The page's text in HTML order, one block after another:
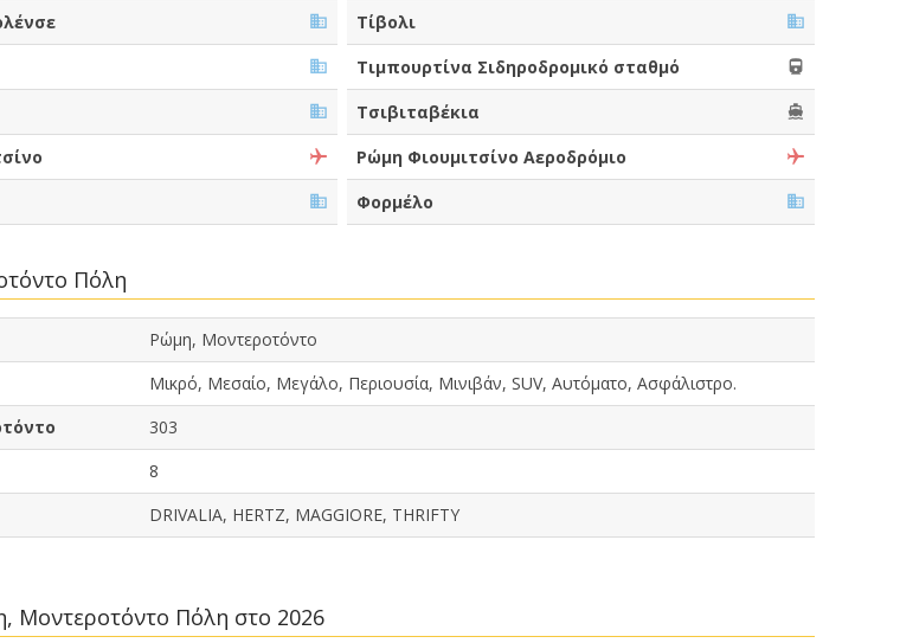
Τίβολι
Τιμπουρτίνα Σιδηροδρομικό σταθμό
Τσιβιταβέκια
Ρώμη Φιουμιτσίνο Αεροδρόμιο
Φορμέλο
Πόλη
Ρώμη, Μοντεροτόντο
Μικρό, Μεσαίο, Μεγάλο, Περιουσία, Μινιβάν, SUV, Αυτόματο, Ασφάλιστρο.
303
8
DRIVALIA, HERTZ, MAGGIORE, THRIFTY
Μοντεροτόντο Πόλη στο 2026